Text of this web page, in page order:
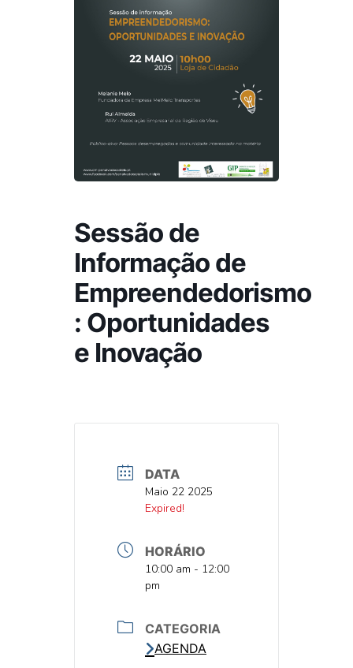
Sessão de
Informação de
Empreendedorismo
: Oportunidades
e Inovação
DATA
DATAMaio 22 2025
DATAExpired!
HORÁRIO
HORA
10:00 am - 12:00
pm
CATEGORIA
AGENDA